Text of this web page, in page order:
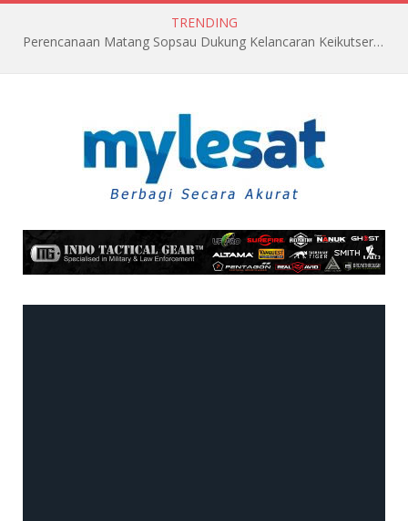
TRENDING
Perencanaan Matang Sopsau Dukung Kelancaran Keikutsertaan TNI AU di Pitch Black 2026